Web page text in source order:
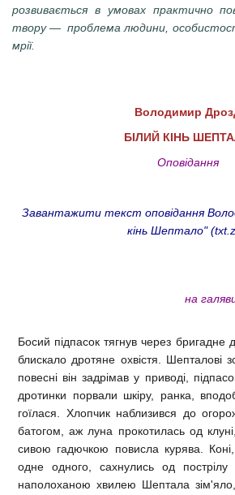
розвивається в умовах практично
твору — проблема людини, особистості
мрії.
Володимир
БІЛИЙ КІНЬ
Оповідання
Завантажити текст оповідання
кінь Шептало"
на
Босий підпасок тягнув через
блискало дротяне охвістя. Шепталові
повесні він задрімав у приводі,
дротинки порвали шкіру, ранка,
гоїлася. Хлопчик наблизився до
батогом, аж луна прокотилась од
сивою гадючкою повисла курява.
одне одного, сахнулись од
наполоханою хвилею Шептала